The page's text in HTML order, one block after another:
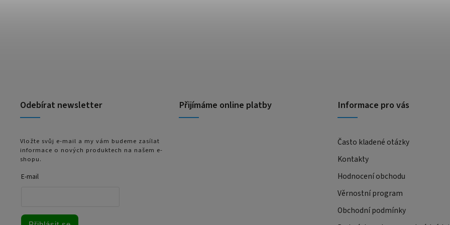
Odebírat newsletter
Vložte svůj e-mail a my vám budeme zasílat
informace o nových produktech na našem e-
shopu.
E-mail
Přijímáme online platby Informace pro vás
Často kladené otázky
Kontakty
Hodnocení obchodu
Věrnostní program
Obchodní podmínky